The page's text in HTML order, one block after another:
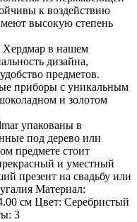
к воздействию
высокую степень
Хердмар в нашем
дизайна,
предметов.
приборы с уникальным
и золотом
упакованы в
под дерево или
предмете стоит
и уместный
презент на свадьбу или
Материал:
см Цвет: Серебристый
3